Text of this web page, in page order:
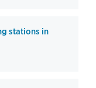
stations in